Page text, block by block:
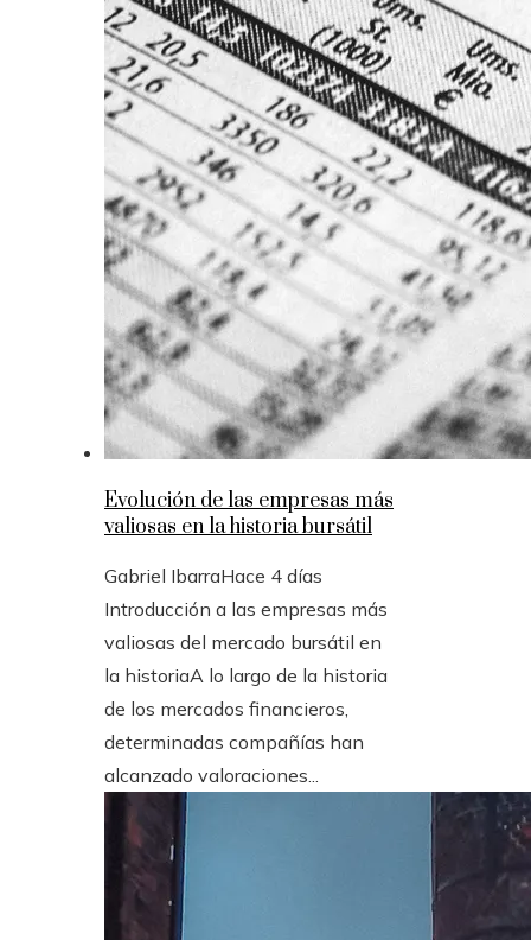
Evolución de las empresas más
valiosas en la historia bursátil
Gabriel IbarraHace 4 días
Introducción a las empresas más
valiosas del mercado bursátil en
la historiaA lo largo de la historia
de los mercados financieros,
determinadas compañías han
alcanzado valoraciones...